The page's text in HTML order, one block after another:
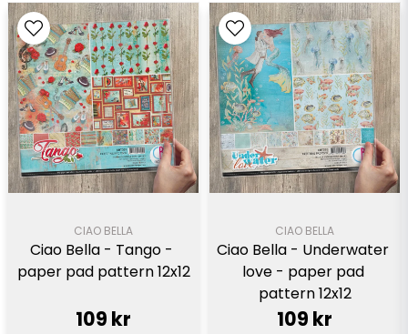
CIAO BELLA
Ciao Bella - Tango -
paper pad pattern 12x12
109 kr
CIAO BELLA
Ciao Bella - Underwater
love - paper pad
pattern 12x12
109 kr